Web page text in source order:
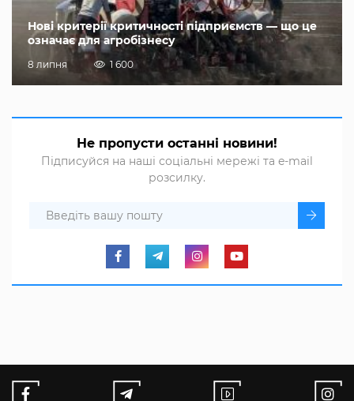
Нові критерії критичності підприємств — що це
означає для агробізнесу
8 липня 1 600
Не пропусти останні новини!
Підписуйся на наші соціальні мережі та e-mail
розсилку.